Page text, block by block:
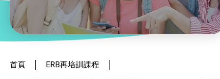
關於我們
ERB再培訓課程
就業掛鈎課程
首頁 ERB再培訓課程